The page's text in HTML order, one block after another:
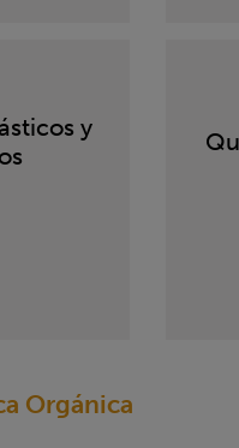
y
Orgánica